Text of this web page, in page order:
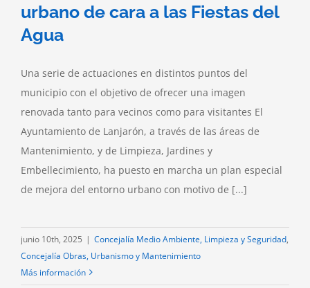
urbano de cara a las Fiestas del
Agua
Una serie de actuaciones en distintos puntos del
municipio con el objetivo de ofrecer una imagen
renovada tanto para vecinos como para visitantes El
Ayuntamiento de Lanjarón, a través de las áreas de
Mantenimiento, y de Limpieza, Jardines y
Embellecimiento, ha puesto en marcha un plan especial
de mejora del entorno urbano con motivo de [...]
junio 10th, 2025 | Concejalía Medio Ambiente, Limpieza y Seguridad,
Concejalía Obras, Urbanismo y Mantenimiento
Más información